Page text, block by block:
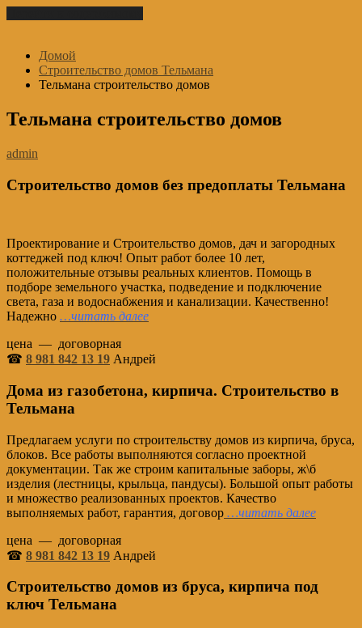
Домой
Строительство домов Тельмана
Тельмана строительство домов
Тельмана строительство домов
admin
Строительство домов без предоплаты Тельмана
Проектирование и Строительство домов, дач и загородных
коттеджей под ключ! Опыт работ более 10 лет,
положительные отзывы реальных клиентов. Помощь в
подборе земельного участка, подведение и подключение
света, газа и водоснабжения и канализации. Качественно!
Надежно …читать далее
цена — договорная
☎ 8 981 842 13 19 Андрей
Дома из газобетона, кирпича. Строительство в
Тельмана
Предлагаем услуги по строительству домов из кирпича, бруса,
блоков. Все работы выполняются согласно проектной
документации. Так же строим капитальные заборы, ж\б
изделия (лестницы, крыльца, пандусы). Большой опыт работы
и множество реализованных проектов. Качество
выполняемых работ, гарантия, договор …читать далее
цена — договорная
☎ 8 981 842 13 19 Андрей
Строительство домов из бруса, кирпича под
ключ Тельмана